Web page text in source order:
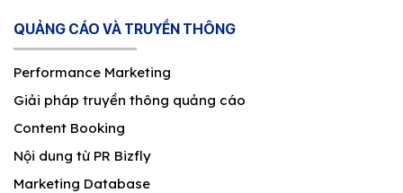
QUẢNG CÁO VÀ TRUYỀN THÔNG
Performance Marketing
Giải pháp truyền thông quảng cáo
Content Booking
Nội dung từ PR Bizfly
Marketing Database